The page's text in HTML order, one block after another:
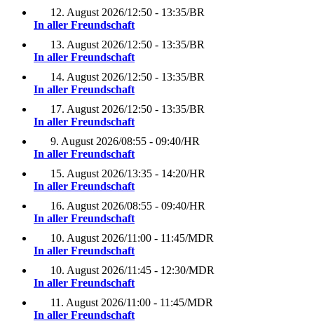
12. August 2026/12:50 - 13:35/BR
In aller Freundschaft
13. August 2026/12:50 - 13:35/BR
In aller Freundschaft
14. August 2026/12:50 - 13:35/BR
In aller Freundschaft
17. August 2026/12:50 - 13:35/BR
In aller Freundschaft
9. August 2026/08:55 - 09:40/HR
In aller Freundschaft
15. August 2026/13:35 - 14:20/HR
In aller Freundschaft
16. August 2026/08:55 - 09:40/HR
In aller Freundschaft
10. August 2026/11:00 - 11:45/MDR
In aller Freundschaft
10. August 2026/11:45 - 12:30/MDR
In aller Freundschaft
11. August 2026/11:00 - 11:45/MDR
In aller Freundschaft